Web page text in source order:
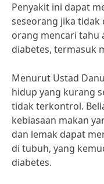
Penyakit ini dapat
seseorang jika tidak
orang mencari tahu
diabetes, termasuk
Menurut Ustad
hidup yang kurang
tidak terkontrol.
kebiasaan makan
dan lemak dapat
di tubuh, yang
diabetes.